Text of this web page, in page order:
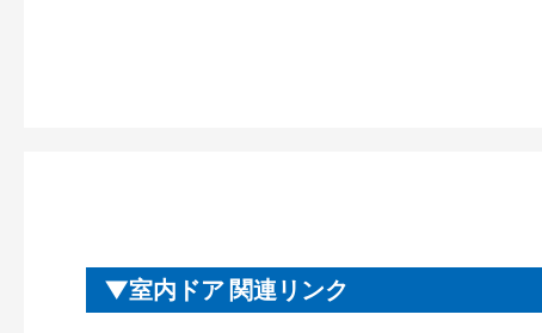
室内ドア 関連リンク